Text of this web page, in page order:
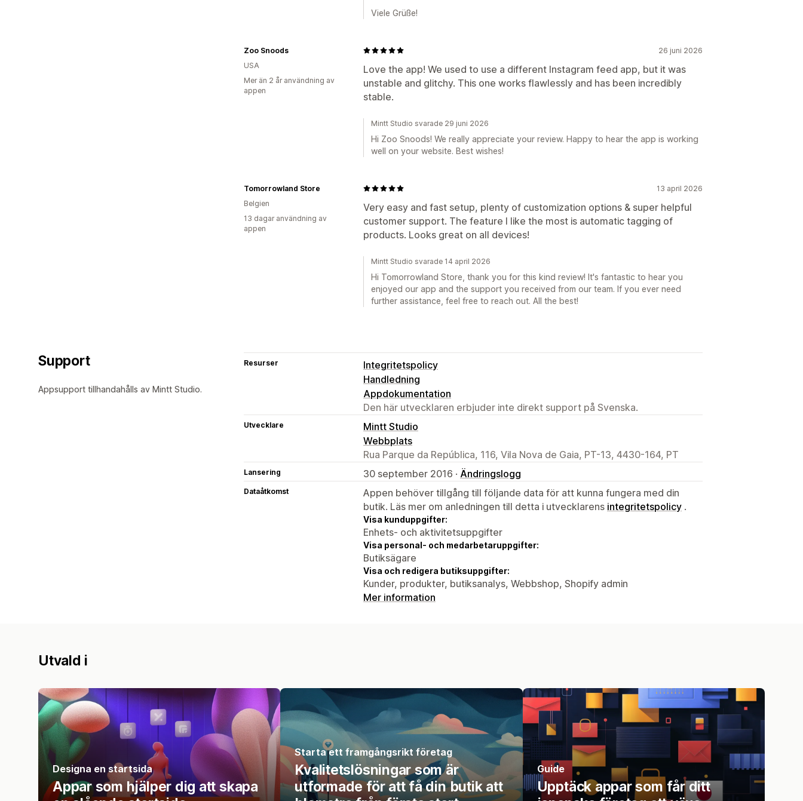
Viele Grüße!
26 juni 2026
Love the app! We used to use a different Instagram feed app, but it was
unstable and glitchy. This one works flawlessly and has been incredibly
stable.
Zoo Snoods
USA
Mer än 2 år användning av
appen
Mintt Studio svarade 29 juni 2026
Hi Zoo Snoods! We really appreciate your review. Happy to hear the app is working
well on your website. Best wishes!
13 april 2026
Very easy and fast setup, plenty of customization options & super helpful
customer support. The feature I like the most is automatic tagging of
products. Looks great on all devices!
Tomorrowland Store
Belgien
13 dagar användning av
appen
Mintt Studio svarade 14 april 2026
Hi Tomorrowland Store, thank you for this kind review! It's fantastic to hear you
enjoyed our app and the support you received from our team. If you ever need
further assistance, feel free to reach out. All the best!
Support
Appsupport tillhandahålls av Mintt Studio.
Resurser
Integritetspolicy
Handledning
Appdokumentation
Den här utvecklaren erbjuder inte direkt support på Svenska.
Utvecklare
Mintt Studio
Webbplats
Rua Parque da República, 116, Vila Nova de Gaia, PT-13, 4430-164, PT
Lansering 30 september 2016 · Ändringslogg
Dataåtkomst
Appen behöver tillgång till följande data för att kunna fungera med din
butik. Läs mer om anledningen till detta i utvecklarens integritetspolicy .
Visa kunduppgifter:
Enhets- och aktivitetsuppgifter
Visa personal- och medarbetaruppgifter:
Butiksägare
Visa och redigera butiksuppgifter:
Kunder, produkter, butiksanalys, Webbshop, Shopify admin
Mer information
Utvald i
Designa en startsida
Appar som hjälper dig att skapa
Starta ett framgångsrikt företag
Kvalitetslösningar som är
utformade för att få din butik att
Guide
Upptäck appar som får ditt